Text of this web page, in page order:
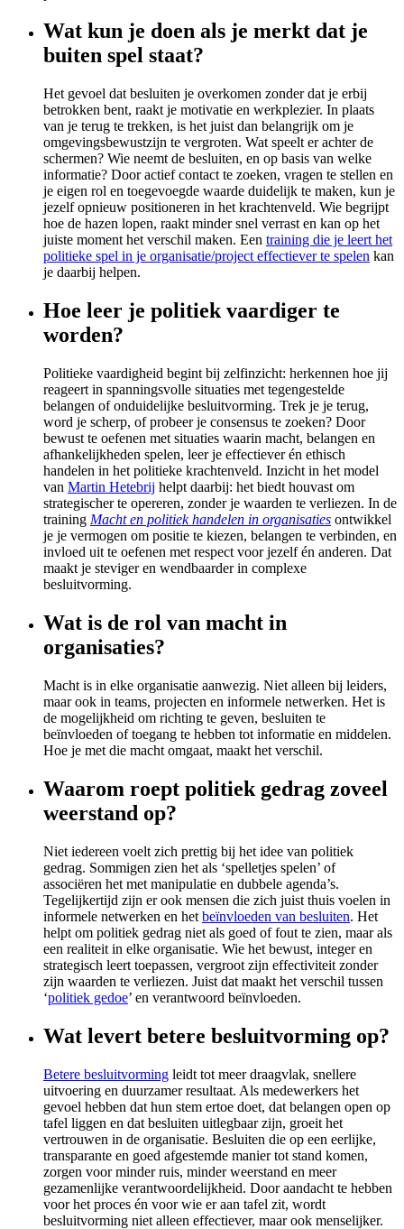
Wat kun je doen als je merkt dat je
buiten spel staat?
Het gevoel dat besluiten je overkomen zonder dat je erbij
betrokken bent, raakt je motivatie en werkplezier. In plaats
van je terug te trekken, is het juist dan belangrijk om je
omgevingsbewustzijn te vergroten. Wat speelt er achter de
schermen? Wie neemt de besluiten, en op basis van welke
informatie? Door actief contact te zoeken, vragen te stellen en
je eigen rol en toegevoegde waarde duidelijk te maken, kun je
jezelf opnieuw positioneren in het krachtenveld. Wie begrijpt
hoe de hazen lopen, raakt minder snel verrast en kan op het
juiste moment het verschil maken. Een training die je leert het
politieke spel in je organisatie/project effectiever te spelen kan
je daarbij helpen.
Hoe leer je politiek vaardiger te
worden?
Politieke vaardigheid begint bij zelfinzicht: herkennen hoe jij
reageert in spanningsvolle situaties met tegengestelde
belangen of onduidelijke besluitvorming. Trek je je terug,
word je scherp, of probeer je consensus te zoeken? Door
bewust te oefenen met situaties waarin macht, belangen en
afhankelijkheden spelen, leer je effectiever én ethisch
handelen in het politieke krachtenveld. Inzicht in het model
van Martin Hetebrij helpt daarbij: het biedt houvast om
strategischer te opereren, zonder je waarden te verliezen. In de
training Macht en politiek handelen in organisaties ontwikkel
je je vermogen om positie te kiezen, belangen te verbinden, en
invloed uit te oefenen met respect voor jezelf én anderen. Dat
maakt je steviger en wendbaarder in complexe
besluitvorming.
Wat is de rol van macht in
organisaties?
Macht is in elke organisatie aanwezig. Niet alleen bij leiders,
maar ook in teams, projecten en informele netwerken. Het is
de mogelijkheid om richting te geven, besluiten te
beïnvloeden of toegang te hebben tot informatie en middelen.
Hoe je met die macht omgaat, maakt het verschil.
Waarom roept politiek gedrag zoveel
weerstand op?
Niet iedereen voelt zich prettig bij het idee van politiek
gedrag. Sommigen zien het als ‘spelletjes spelen’ of
associëren het met manipulatie en dubbele agenda’s.
Tegelijkertijd zijn er ook mensen die zich juist thuis voelen in
informele netwerken en het beïnvloeden van besluiten. Het
helpt om politiek gedrag niet als goed of fout te zien, maar als
een realiteit in elke organisatie. Wie het bewust, integer en
strategisch leert toepassen, vergroot zijn effectiviteit zonder
zijn waarden te verliezen. Juist dat maakt het verschil tussen
‘politiek gedoe’ en verantwoord beïnvloeden.
Wat levert betere besluitvorming op?
Betere besluitvorming leidt tot meer draagvlak, snellere
uitvoering en duurzamer resultaat. Als medewerkers het
gevoel hebben dat hun stem ertoe doet, dat belangen open op
tafel liggen en dat besluiten uitlegbaar zijn, groeit het
vertrouwen in de organisatie. Besluiten die op een eerlijke,
transparante en goed afgestemde manier tot stand komen,
zorgen voor minder ruis, minder weerstand en meer
gezamenlijke verantwoordelijkheid. Door aandacht te hebben
voor het proces én voor wie er aan tafel zit, wordt
besluitvorming niet alleen effectiever, maar ook menselijker.